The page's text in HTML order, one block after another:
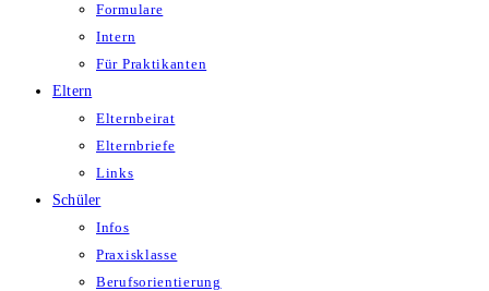
Formulare
Intern
Für Praktikanten
Eltern
Elternbeirat
Elternbriefe
Links
Schüler
Infos
Praxisklasse
Berufsorientierung